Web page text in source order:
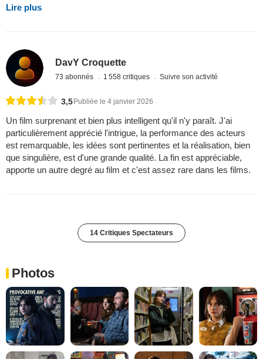
Lire plus
DavY Croquette
73 abonnés 1 558 critiques Suivre son activité
3,5 Publiée le 4 janvier 2026
Un film surprenant et bien plus intelligent qu'il n'y paraît. J'ai
particulièrement apprécié l'intrigue, la performance des acteurs
est remarquable, les idées sont pertinentes et la réalisation, bien
que singulière, est d'une grande qualité. La fin est appréciable,
apporte un autre degré au film et c'est assez rare dans les films.
14 Critiques Spectateurs
Photos